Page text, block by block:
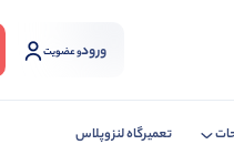
ورودو عضویت
تعمیرگاه لنزوپلاس